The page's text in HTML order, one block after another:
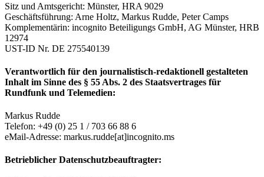
Sitz und Amtsgericht: Münster, HRA 9029
Geschäftsführung: Arne Holtz, Markus Rudde, Peter Camps
Komplementärin: incognito Beteiligungs GmbH, AG Münster, HRB
12974
UST-ID Nr. DE 275540139
Verantwortlich für den journalistisch-redaktionell gestalteten
Inhalt im Sinne des § 55 Abs. 2 des Staatsvertrages für
Rundfunk und Telemedien:
Markus Rudde
Telefon: +49 (0) 25 1 / 703 66 88 6
eMail-Adresse: markus.rudde[at]incognito.ms
Betrieblicher Datenschutzbeauftragter: